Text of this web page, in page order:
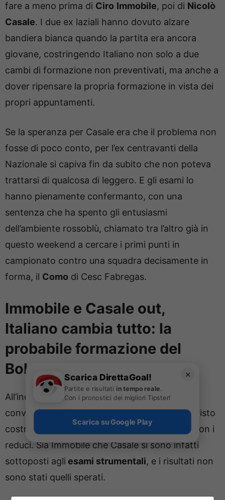
fare a meno prima di Ciro Immobile, poi di Nicolò
Casale. I due ex laziali hanno dovuto alzare
bandiera bianca quando la partita era ancora
giovane, costringendo Italiano non solo a due
cambi di formazione non preventivati, ma anche a
dover ripensare la propria formazione in vista dei
propri appuntamenti.
Se la speranza per Casale era che il problema non
fosse di poco conto, per l’ex centravanti della
Nazionale si capiva fin da subito che non poteva
trattarsi di qualcosa di leggero. E gli esami lo
hanno pienamente confermanto, con una
sentenza che ha spento gli entusiasmi
dell’ambiente rossoblù, chiamato tra l’altro già in
questo weekend a cercare i primi punti in
campionato contro una squadra decisamente in
forma, il Como di Cesc Fabregas.
Immobile e Casale out,
Italiano cambia tutto: la
probabile formazione del
Bologna contro il Como
All’indomani della sfida contro la prima,
convincente, Roma di Gasperini, Italiano si è visto
costretto paradossalmente già a fare i conti con i
reduci. Sia Immobile che Casale si sono infatti
sottoposti agli esami strumentali, e i risultati non
sono stati quelli sperati.
✕
Scarica DirettaGoal!
Partite e risultati in tempo reale.
Con i pronostici dei migliori Tipster!
Scarica su Google Play